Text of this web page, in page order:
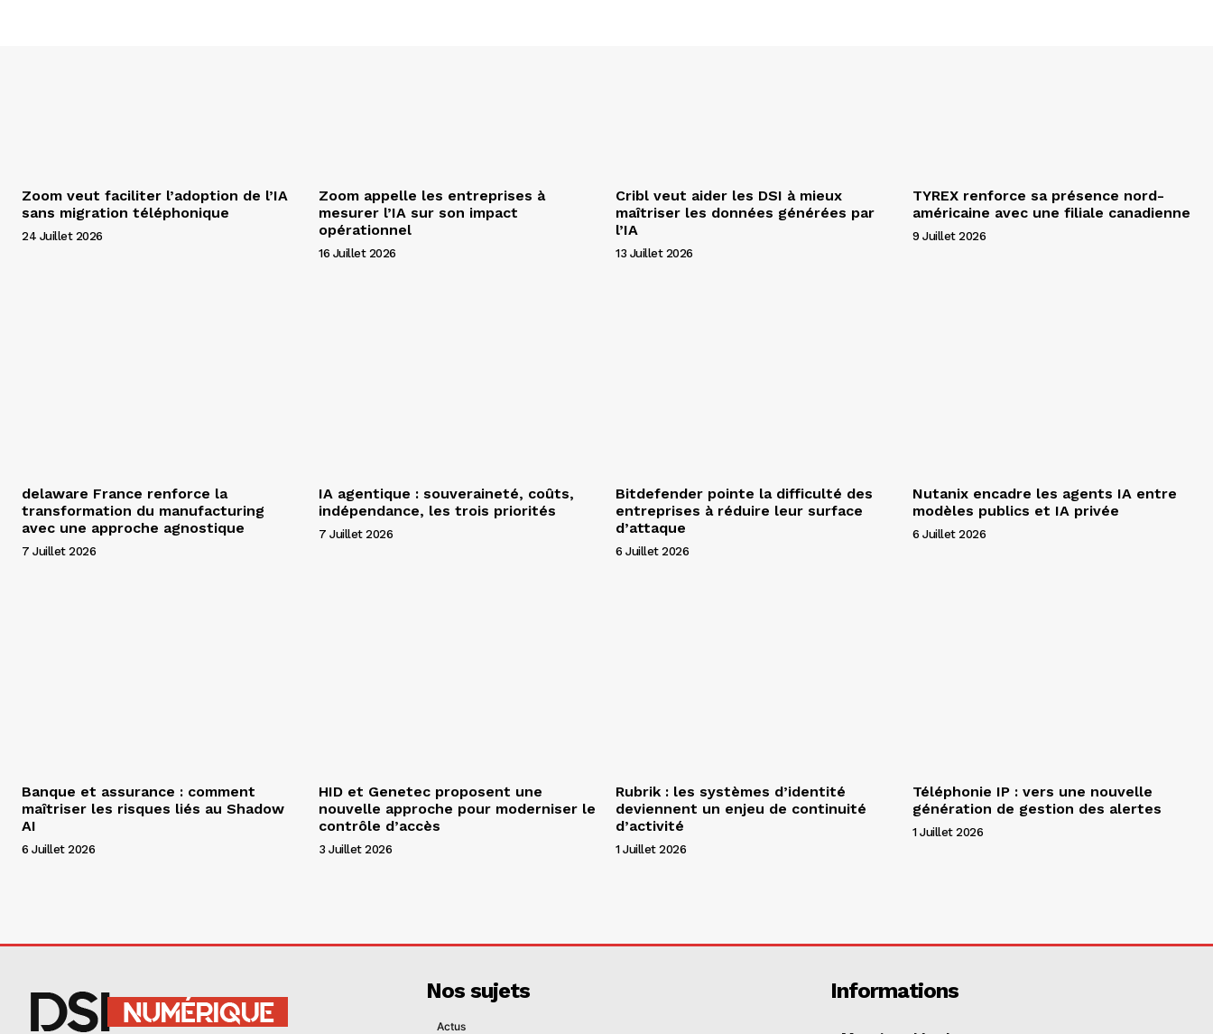
Zoom veut faciliter l’adoption de l’IA
sans migration téléphonique
24 Juillet 2026
Zoom appelle les entreprises à
mesurer l’IA sur son impact
opérationnel
16 Juillet 2026
Cribl veut aider les DSI à mieux
maîtriser les données générées par
l’IA
13 Juillet 2026
TYREX renforce sa présence nord-
américaine avec une filiale canadienne
9 Juillet 2026
delaware France renforce la
transformation du manufacturing
avec une approche agnostique
7 Juillet 2026
IA agentique : souveraineté, coûts,
indépendance, les trois priorités
7 Juillet 2026
Bitdefender pointe la difficulté des
entreprises à réduire leur surface
d’attaque
6 Juillet 2026
Nutanix encadre les agents IA entre
modèles publics et IA privée
6 Juillet 2026
Banque et assurance : comment
maîtriser les risques liés au Shadow
AI
6 Juillet 2026
HID et Genetec proposent une
nouvelle approche pour moderniser le
contrôle d’accès
3 Juillet 2026
Rubrik : les systèmes d’identité
deviennent un enjeu de continuité
d’activité
1 Juillet 2026
Téléphonie IP : vers une nouvelle
génération de gestion des alertes
1 Juillet 2026
Nos sujets
Actus
Informations